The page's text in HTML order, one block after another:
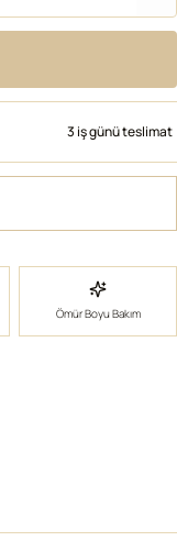
3 iş günü teslimat
Ömür Boyu Bakım